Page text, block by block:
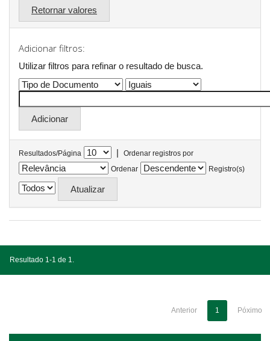
Retornar valores
Adicionar filtros:
Utilizar filtros para refinar o resultado de busca.
Resultados/Página |
Ordenar registros por
Ordenar
Registro(s)
Resultado 1-1 de 1.
Anterior 1 Póximo